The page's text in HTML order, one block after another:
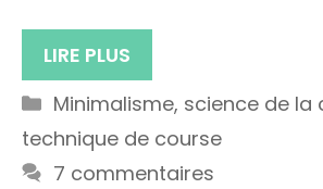
LIRE PLUS
Catégories
Minimalisme, science de la
technique de course
7 commentaires